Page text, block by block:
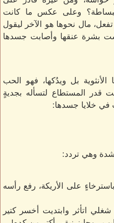
ببساطة؟ وعلى عكس ما كانت
تفعل، مال نحوها هو الآخر ليقول
بشرة عنقها وأصابت جسدها
بل ويدُكها، فهو الحب
قدر المستطاع لتسأله بجديةٍ
في خلايا جسدها:
بشدة وهي تردد:
على الأريكة، رفع رأسه
اتأثر وابتديت أخسر كتير